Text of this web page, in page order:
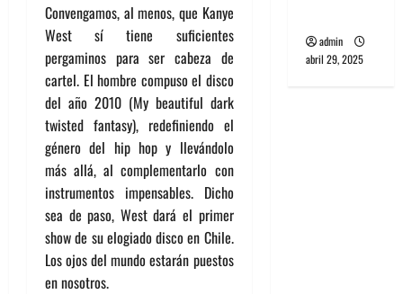
Convengamos, al menos, que Kanye
West sí tiene suficientes
pergaminos para ser cabeza de
cartel. El hombre compuso el disco
del año 2010 (My beautiful dark
twisted fantasy), redefiniendo el
género del hip hop y llevándolo
más allá, al complementarlo con
instrumentos impensables. Dicho
sea de paso, West dará el primer
show de su elogiado disco en Chile.
Los ojos del mundo estarán puestos
en nosotros.
admin
abril 29, 2025